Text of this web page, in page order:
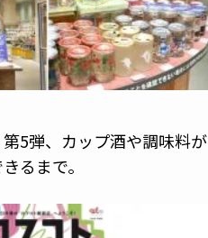
第5弾、カップ酒や調味料が
るまで。